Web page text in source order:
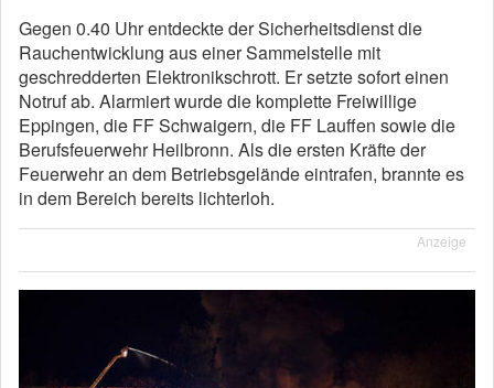
Gegen 0.40 Uhr entdeckte der Sicherheitsdienst die
Rauchentwicklung aus einer Sammelstelle mit
geschredderten Elektronikschrott. Er setzte sofort einen
Notruf ab. Alarmiert wurde die komplette Freiwillige
Eppingen, die FF Schwaigern, die FF Lauffen sowie die
Berufsfeuerwehr Heilbronn. Als die ersten Kräfte der
Feuerwehr an dem Betriebsgelände eintrafen, brannte es
in dem Bereich bereits lichterloh.
Anzeige